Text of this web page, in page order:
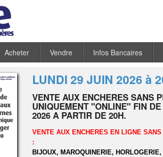
Acheter Vendre Infos Bancaires
LUNDI 29 JUIN 2026 à
VENTE AUX ENCHERES SANS
UNIQUEMENT "ONLINE" FIN
2026 A PARTIR DE 20H.
VENTE AUX ENCHERES EN LIGNE
:
BIJOUX, MAROQUINERIE,